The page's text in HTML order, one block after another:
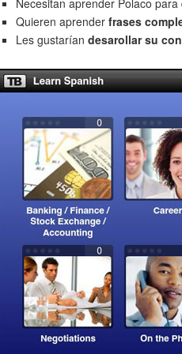
Necesitan aprender Polaco para
Quieren aprender frases
Les gustarían desarollar su